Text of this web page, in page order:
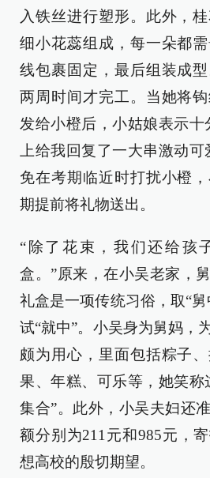
入铁丝进行塑形。此外，
细小花蕊组成，每一朵都
线包裹固定，最后组装成
两周时间才完工。当她将
发给小橙后，小姑娘表示十
上给我回复了一大串激动
免在考期临近时打扰小橙
期提前将礼物送出。
“除了花束，我们还给孩
盒。”原来，在小吴老家，
礼盒是一项传统习俗，取“
试“就中”。小吴身为舅妈，
颇为用心，里面包括粽子
果、年糕、可乐等，她笑称
集合”。此外，小吴夫妇还
额分别为211元和985元，
想高校的殷切期望。